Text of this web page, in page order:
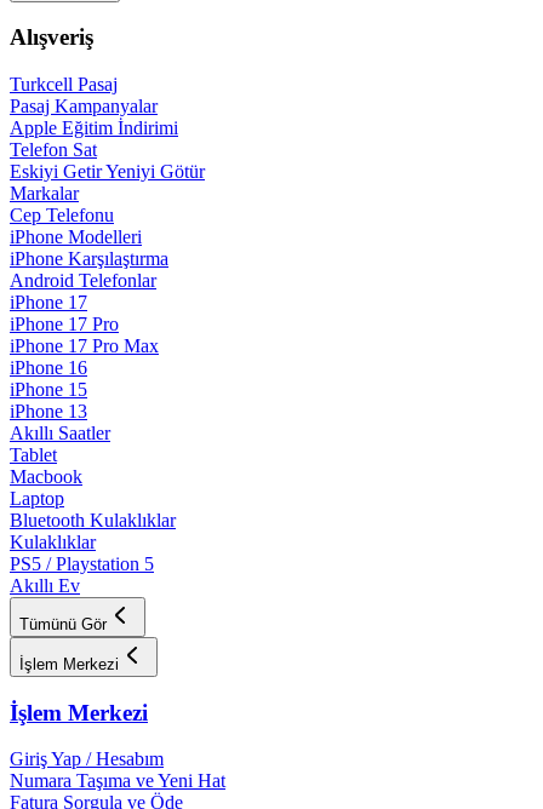
Alışveriş
Turkcell Pasaj
Pasaj Kampanyalar
Apple Eğitim İndirimi
Telefon Sat
Eskiyi Getir Yeniyi Götür
Markalar
Cep Telefonu
iPhone Modelleri
iPhone Karşılaştırma
Android Telefonlar
iPhone 17
iPhone 17 Pro
iPhone 17 Pro Max
iPhone 16
iPhone 15
iPhone 13
Akıllı Saatler
Tablet
Macbook
Laptop
Bluetooth Kulaklıklar
Kulaklıklar
PS5 / Playstation 5
Akıllı Ev
Tümünü Gör
İşlem Merkezi
İşlem Merkezi
Giriş Yap / Hesabım
Numara Taşıma ve Yeni Hat
Fatura Sorgula ve Öde